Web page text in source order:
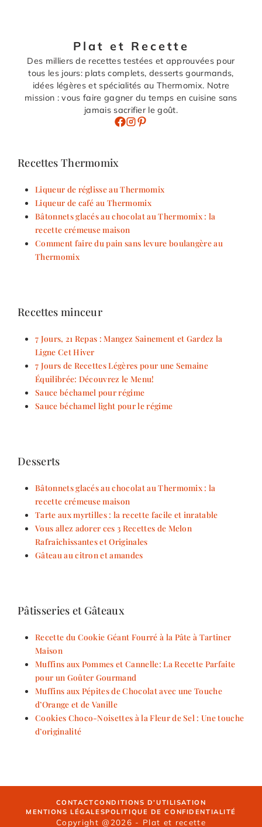
Plat et Recette
Des milliers de recettes testées et approuvées pour
tous les jours: plats complets, desserts gourmands,
idées légères et spécialités au Thermomix. Notre
mission : vous faire gagner du temps en cuisine sans
jamais sacrifier le goût.
Recettes Thermomix
Liqueur de réglisse au Thermomix
Liqueur de café au Thermomix
Bâtonnets glacés au chocolat au Thermomix : la
recette crémeuse maison
Comment faire du pain sans levure boulangère au
Thermomix
Recettes minceur
7 Jours, 21 Repas : Mangez Sainement et Gardez la
Ligne Cet Hiver
7 Jours de Recettes Légères pour une Semaine
Équilibrée: Découvrez le Menu!
Sauce béchamel pour régime
Sauce béchamel light pour le régime
Desserts
Bâtonnets glacés au chocolat au Thermomix : la
recette crémeuse maison
Tarte aux myrtilles : la recette facile et inratable
Vous allez adorer ces 3 Recettes de Melon
Rafraîchissantes et Originales
Gâteau au citron et amandes
Pâtisseries et Gâteaux
Recette du Cookie Géant Fourré à la Pâte à Tartiner
Maison
Muffins aux Pommes et Cannelle: La Recette Parfaite
pour un Goûter Gourmand
Muffins aux Pépites de Chocolat avec une Touche
d’Orange et de Vanille
Cookies Choco-Noisettes à la Fleur de Sel : Une touche
d’originalité
CONTACTCONDITIONS D’UTILISATION
MENTIONS LÉGALESPOLITIQUE DE CONFIDENTIALITÉ
Copyright @2026 - Plat et recette